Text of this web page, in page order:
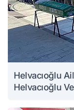
Helvacıoğlu
Helvacıoğlu